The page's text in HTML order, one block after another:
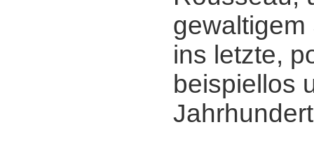
ins letzte,
beispiellos